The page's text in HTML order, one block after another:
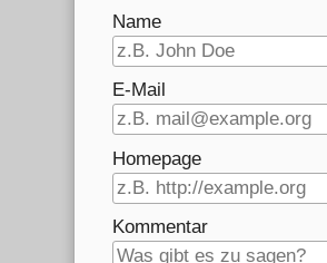
Name
E-Mail
Homepage
Kommentar